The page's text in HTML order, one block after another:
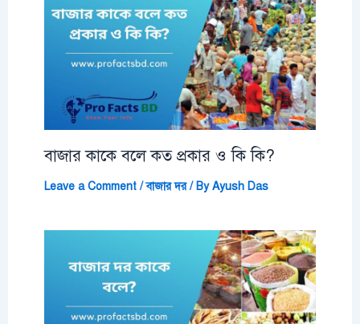
বাজার কাকে বলে কত প্রকার ও কি কি?
Leave a Comment /বাজার দর/ ByAyush Das